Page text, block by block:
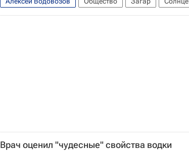
Врач оценил "чудесные" свойства водки